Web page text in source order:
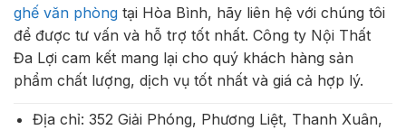
ghế văn phòng tại Hòa Bình, hãy liên hệ với chúng tôi
để được tư vấn và hỗ trợ tốt nhất. Công ty Nội Thất
Đa Lợi cam kết mang lại cho quý khách hàng sản
phẩm chất lượng, dịch vụ tốt nhất và giá cả hợp lý.
Địa chỉ: 352 Giải Phóng, Phương Liệt, Thanh Xuân,